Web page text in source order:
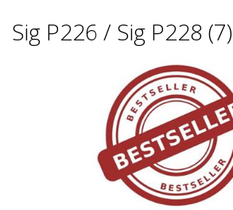
Sig P226 / Sig P228 (7)